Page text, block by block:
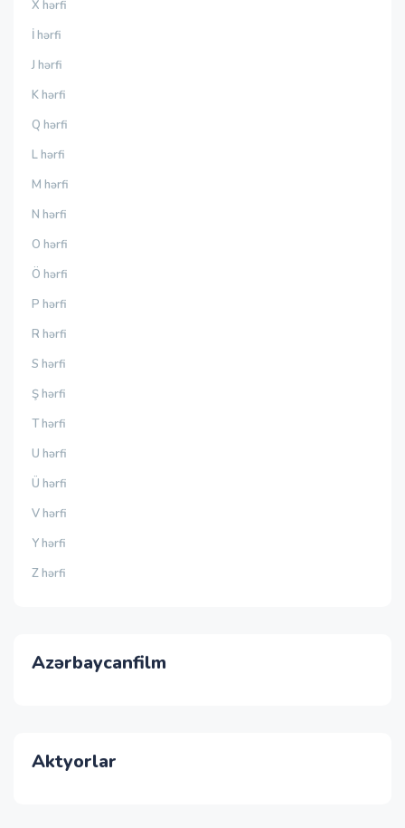
X hərfi
İ hərfi
J hərfi
K hərfi
Q hərfi
L hərfi
M hərfi
N hərfi
O hərfi
Ö hərfi
P hərfi
R hərfi
S hərfi
Ş hərfi
T hərfi
U hərfi
Ü hərfi
V hərfi
Y hərfi
Z hərfi
Azərbaycanfilm
Aktyorlar